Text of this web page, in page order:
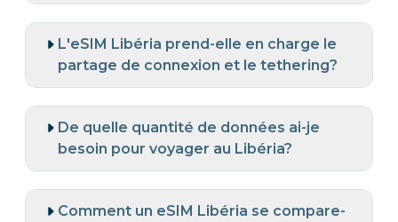
L'eSIM Libéria prend-elle en charge le
partage de connexion et le tethering?
De quelle quantité de données ai-je
besoin pour voyager au Libéria?
Comment un eSIM Libéria se compare-